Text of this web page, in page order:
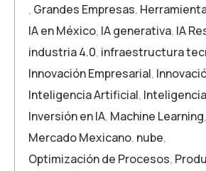
, Grandes Empresas,
IA en México, IA generativa, IA
industria 4.0, infraestructura
Innovación Empresarial,
Inteligencia Artificial,
Inversión en IA, Machine Learning,
Mercado Mexicano, nube,
Optimización de Procesos,